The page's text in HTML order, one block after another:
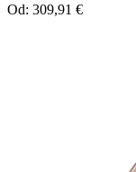
Od: 309,91 €